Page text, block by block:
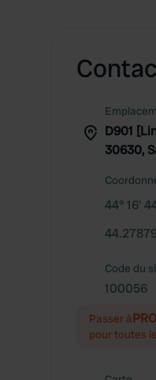
D901
30630,
44° 16'
Code du
100056
Passer à
pour toutes